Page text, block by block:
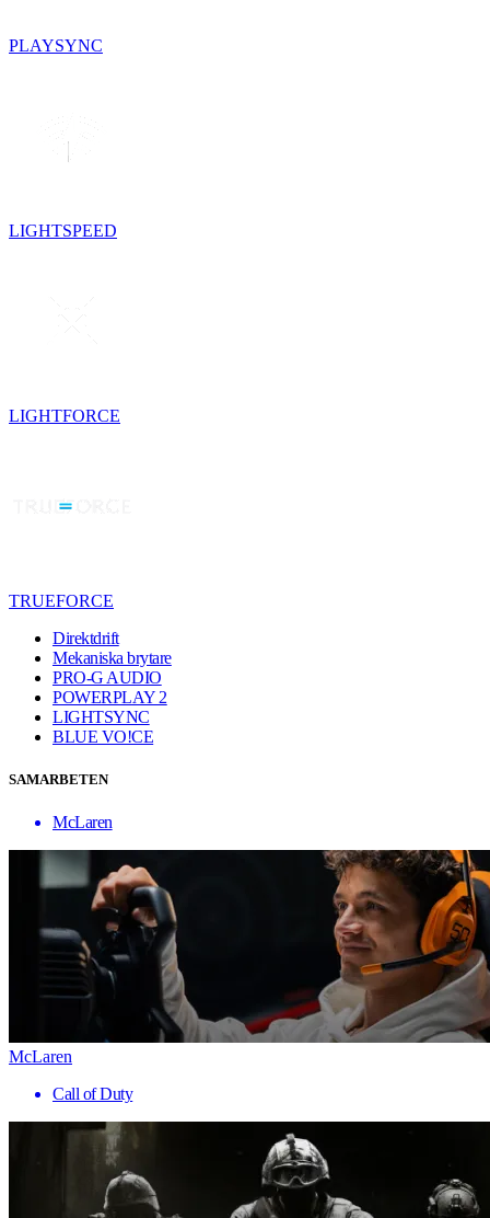
PLAYSYNC
LIGHTSPEED
LIGHTFORCE
TRUEFORCE
Direktdrift
Mekaniska brytare
PRO-G AUDIO
POWERPLAY 2
LIGHTSYNC
BLUE VO!CE
SAMARBETEN
McLaren
McLaren
Call of Duty